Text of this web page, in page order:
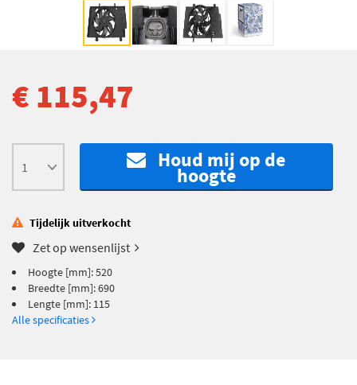
€ 115,47
Houd mij op de
hoogte
Tijdelijk uitverkocht
Zet op wensenlijst
Hoogte [mm]: 520
Breedte [mm]: 690
Lengte [mm]: 115
Alle specificaties